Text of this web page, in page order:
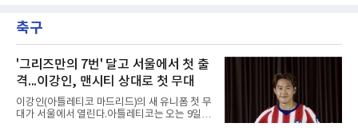
는 것이 계획이었고 올해를 접겠다고 생각한 적
은 없다고 말했다.이탈은
이 상 제정 이래 첫 사례다.ADT캡스가 KBO와
함께 시상하는 이 상은 공식 기록위원이 승리 확
최고점을 받은 수비 장면에 준다.수상 장면은 지
난달 23일 서울 잠실구장에서 나왔다. NC가 7-5
로 앞선 8회말 1사 만루에서 김한별은 LG 트윈
스 오지환의 강한 타구에 몸을 날려 막아낸 뒤 유
격수 김주원에게 연결했다. 김주원이 1루수 블
레인에게 던지며 4-6-3 병살타가 완
축구
'그리즈만의 7번' 달고 서울에서 첫 출
격...이강인, 맨시티 상대로 첫 무대
이강인(아틀레티코 마드리드)의 새 유니폼 첫 무
대가 서울에서 열린다.아틀레티코는 오는 9일